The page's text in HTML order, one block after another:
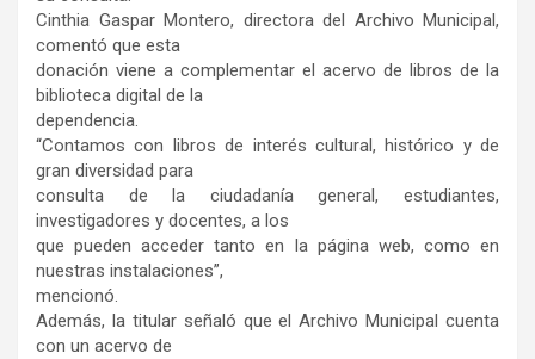
Cinthia Gaspar Montero, directora del Archivo Municipal,
comentó que esta
donación viene a complementar el acervo de libros de la
biblioteca digital de la
dependencia.
“Contamos con libros de interés cultural, histórico y de
gran diversidad para
consulta de la ciudadanía general, estudiantes,
investigadores y docentes, a los
que pueden acceder tanto en la página web, como en
nuestras instalaciones”,
mencionó.
Además, la titular señaló que el Archivo Municipal cuenta
con un acervo de